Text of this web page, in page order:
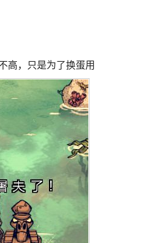
高，只是为了换蛋用